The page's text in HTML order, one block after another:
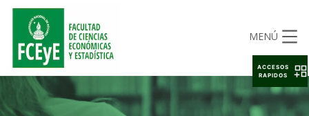
MENÚ
ACCESOS
RAPIDOS